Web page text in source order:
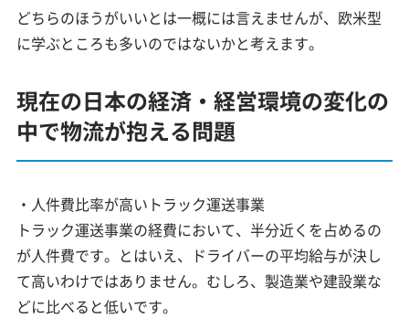
どちらのほうがいいとは一概には言えませんが、欧米型
に学ぶところも多いのではないかと考えます。
現在の日本の経済・経営環境の変化の
中で物流が抱える問題
・人件費比率が高いトラック運送事業
トラック運送事業の経費において、半分近くを占めるの
が人件費です。とはいえ、ドライバーの平均給与が決し
て高いわけではありません。むしろ、製造業や建設業な
どに比べると低いです。